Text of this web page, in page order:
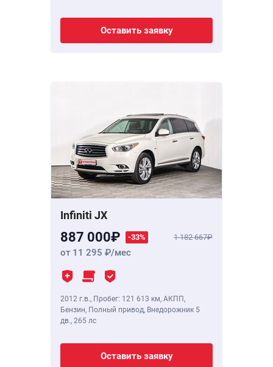
Оставить заявку
Infiniti JX
887 000 -33% 1 182 667
от 11 295 /мес
2012 г.в., Пробег: 121 613 км, АКПП,
Бензин, Полный привод, Внедорожник 5
дв., 265 лс
Оставить заявку